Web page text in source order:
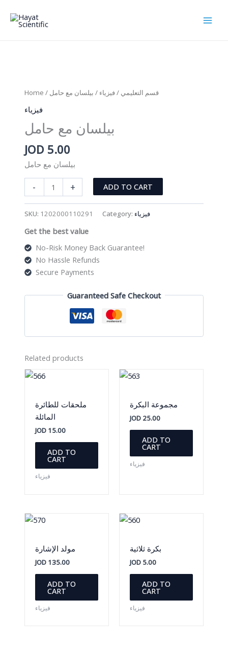
content
Home / قسم التعليمي /فيزياء / بيلسان مع حامل
فيزياء
بيلسان مع حامل
JOD 5.00
بيلسان مع حامل
-
مع
+ ADD TO CART
SKU: 1202000110291 Category: فيزياء
Get the best value
No-Risk Money Back Guarantee!
No Hassle Refunds
Secure Payments
Guaranteed Safe Checkout
Related products
ملحقات للطائرة
المائلة
JOD15.00
ADD TO
CART
فيزياء
مجموعة البكرة
JOD 25.00
ADD TO
CART
فيزياء
مولد الإشارة
JOD135.00
ADD TO
CART
فيزياء
بكرة ثلاثية
JOD 5.00
ADD TO
CART
فيزياء